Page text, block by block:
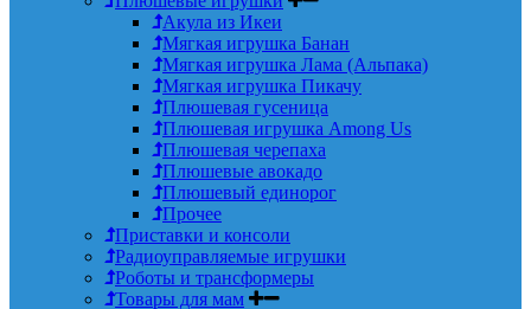
Акула из Икеи
Мягкая игрушка Банан
Мягкая игрушка Лама (Альпака)
Мягкая игрушка Пикачу
Плюшевая гусеница
Плюшевая игрушка Among Us
Плюшевая черепаха
Плюшевые авокадо
Плюшевый единорог
Прочее
Приставки и консоли
Радиоуправляемые игрушки
Роботы и трансформеры
Товары для мам